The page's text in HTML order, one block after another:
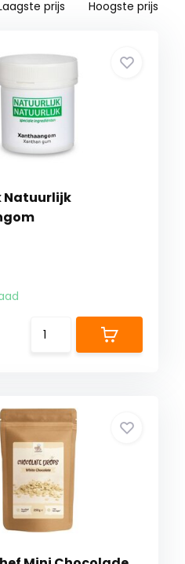
prijs Hoogste prijs
Natuurlijk